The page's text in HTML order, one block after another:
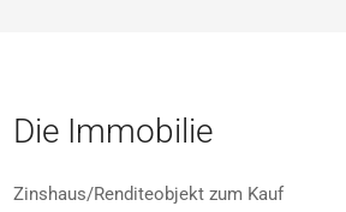
Die Immobilie
Zinshaus/Renditeobjekt zum Kauf